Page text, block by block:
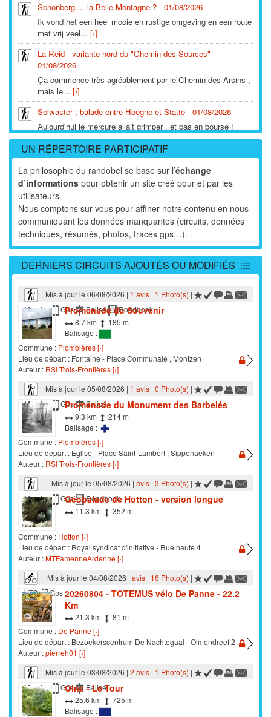
Schönberg ... la Belle Montagne ? - 01/08/2026
Ik vond het een heel mooie en rustige omgeving en een route
met vrij veel... [›]
La Reid - variante nord du "Chemin des Sources" -
01/08/2026
Ça commence très agréablement par le Chemin des Arsins ,
mais le... [›]
Solwaster ; balade entre Hoëgne et Statte - 01/08/2026
Aujourd'hui le mercure allait grimper , et pas en bourse !
Alors , où...[›]
La Reid - Le Chafour - 01/08/2026
Circuit parcouru en grande partie au cours d'un plus large
tour , soit de...[›]
NG 20 - Nassogne - Promenade du Vieux Bon Dieu -
31/07/2026
Sans avis général car nous n'avons fait qu'une petite partie
de la...
NG 17 - Nassogne - Promenade Saint-Léonard - 31/07/2026
On apprécie beaucoup la campagne à la sortie de Nassogne
NG 14 - Masbourg - Promenade de Nauchène - 31/07/2026
En voilà une bien belle balade !!!
Il y a 2 cabanons pour une...
Moulin du Broukay - Boucle verte - 30/07/2026
De retour avec de jeunes enfants sur cette facile balade .
St 07 - Promenade du Gué - 30/07/2026
Il y a maintenant une passerelle sur le ruisseau qui est à sec
suite à...[›]
UN RÉPERTOIRE PARTICIPATIF
La philosophie du randobel se base sur l’échange
d’informations pour obtenir un site créé pour et par les
utilisateurs.
Nous comptons sur vous pour affiner notre contenu en nous
communiquant les données manquantes (circuits, données
techniques, résumés, photos, tracés gps…).
DERNIERS CIRCUITS AJOUTÉS OU MODIFIÉS
Mis à jour le 06/08/2026 | 1 avis| 1 Photo(s) |
Marche
Gps Balisé Roadbook
Promenade du Souvenir
8.7 km
185 m
Balisage :
Commune : Plombières [›]
Lieu de départ : Fontaine - Place Communale , Montzen
Auteur : RSI Trois-Frontières [›]
Mis à jour le 05/08/2026 | 1 avis| 0 Photo(s) |
Marche
Gps Balisé
Promenade du Monument des Barbelés
9.3 km
214 m
Balisage :
Commune : Plombières [›]
Lieu de départ : Eglise - Place Saint-Lambert , Sippenaeken
Auteur : RSI Trois-Frontières [›]
Mis à jour le 05/08/2026 | avis| 3 Photo(s) |
Marche
Gps Roadbook
Géobalade de Hotton - version longue
11.3 km 352 m
Commune : Hotton [›]
Lieu de départ : Royal syndicat d'initiative - Rue haute 4
Auteur :MTFamenneArdenne [›]
Mis à jour le 04/08/2026 | avis| 16 Photo(s) |
VTC
Gps20260804 - TOTEMUS vélo De Panne - 22.2
Km
21.3 km
81 m
Commune : De Panne [›]
Lieu de départ : Bezoekerscentrum De Nachtegaal - Olmendreef 2
Auteur :pierreh01 [›]
Mis à jour le 03/08/2026 | 2 avis| 1 Photo(s) |
Marche
Gps Balisé
Olne - Le Tour
25.6 km
725 m
Balisage :